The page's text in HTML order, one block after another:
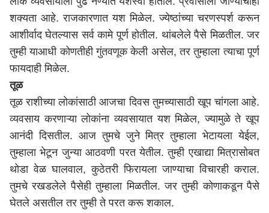
शक्यता आहे. राजकारणात यश मिळेल. ज्येष्ठांच्या चरणस्पर्श करून
आशीर्वाद घेतल्यास सर्व कामे पूर्ण होतील. थांबलेले पैसे मिळतील. जर
तुम्ही याआधी कोणतीही गुंतवणूक केली असेल, तर तुम्हाला त्याचा पूर्ण
फायदाही मिळेल.
तूळ
तूळ राशीच्या लोकांसाठी आजचा दिवस तुमच्यासाठी खूप चांगला आहे.
व्यवसाय करणाऱ्या लोकांना व्यवसायात यश मिळेल, ज्यामुळे ते खूप
आनंदी दिसतील. आज तुमचे जुने मित्र तुम्हाला भेटायला येईल,
तुम्हाला भेटून जुन्या आठवणी परत येतील. तुम्ही एखाद्या मित्रासोबत
थोडा वेळ घालवाल, कुठेतरी फिरायला जाण्याचा विचारही कराल.
तुमचे रखडलेले पैसेही तुम्हाला मिळतील. जर तुम्ही कोणाकडून पैसे
घेतले असतील तर तुम्ही ते परत करू शकाल.